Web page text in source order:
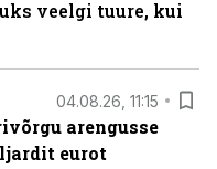
veelgi tuure, kui
04.08.26, 11:15
arengusse
eurot